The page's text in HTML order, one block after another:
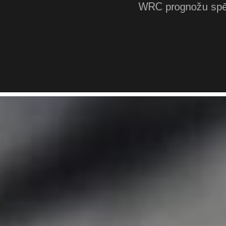
WRC prognožu